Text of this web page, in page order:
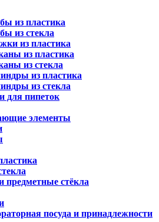
из пластика
из стекла
из пластика
из пластика
из стекла
из пластика
из стекла
для пипеток
элементы
предметные стёкла
посуда и принадлежности